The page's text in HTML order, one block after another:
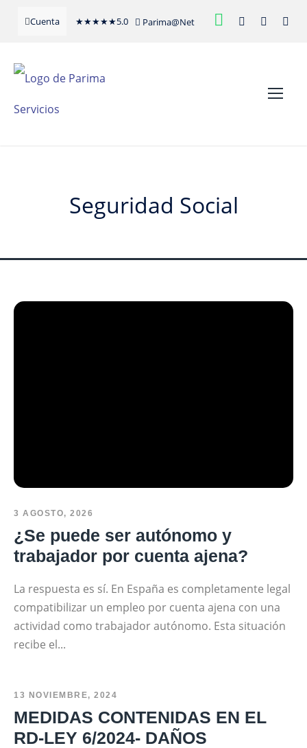
Cuenta ★★★★★5.0 Parima@Net
Seguridad Social
3 AGOSTO, 2026
¿Se puede ser autónomo y
trabajador por cuenta ajena?
La respuesta es sí. En España es completamente legal
compatibilizar un empleo por cuenta ajena con una
actividad como trabajador autónomo. Esta situación
recibe el...
13 NOVIEMBRE, 2024
MEDIDAS CONTENIDAS EN EL
RD-LEY 6/2024- DAÑOS